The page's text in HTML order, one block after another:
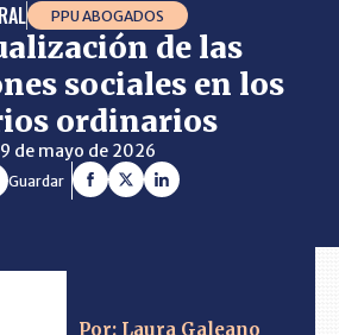
PPU ABOGADOS
de las
sociales en los
ordinarios
de mayo de 2026
Guardar
Por: Laura Galeano